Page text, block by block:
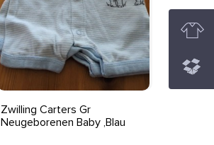
Zwilling Carters Gr
Neugeborenen Baby ,Blau